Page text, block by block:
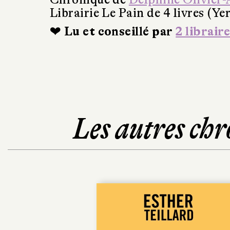
Librairie Le Pain de 4 livres
❤ Lu et conseillé par2
Les autres